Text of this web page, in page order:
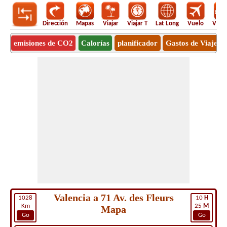
Dirección Mapas Viajar Viajar T Lat Long Vuelo
emisiones de CO2 Calorías planificador Gastos de Viaje
1028
Km
Go
10 H
25 M
Go
Valencia a 71 Av. des Fleurs
Mapa